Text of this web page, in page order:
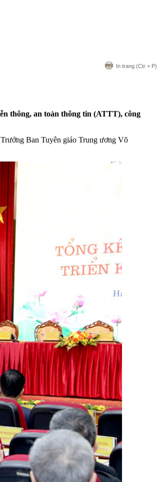
In trang (Ctr + P)
thông, an toàn thông tin (ATTT), công
Ban Tuyên giáo Trung ương Võ